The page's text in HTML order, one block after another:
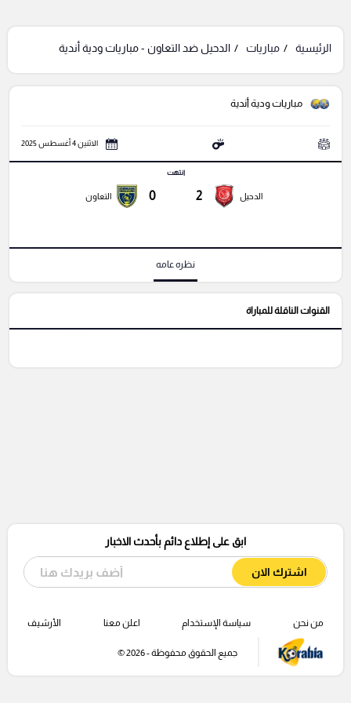
الرئيسية مباريات الدحيل ضد التعاون - مباريات ودية أندية
مباريات ودية أندية
الاثنين 4 أغسطس 2025
الدحيل 2
انتهت
0 التعاون
نظره عامه
القنوات الناقلة للمباراة
ابق على إطلاع دائم بأحدث الاخبار
اشترك الان
من نحن سياسة الإستخدام اعلن معنا الأرشيف
جميع الحقوق محفوظة - 2026 ©